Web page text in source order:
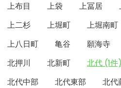
上布目
上袋 上冨居
上二杉
上堀町 上堀南町
上八日町
亀谷 願海寺
北押川
北新町 北代 (1件)
北代中部
北代東部 北代